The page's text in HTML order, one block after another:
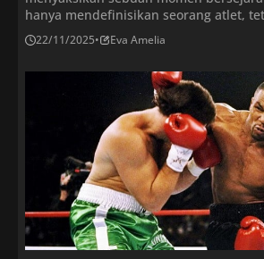
hanya mendefinisikan seorang atlet,
mengubah lanskap olahraga selamanya.
Hilton yang ikonik, seorang pemuda
dikenal sebagai “Iron Mike” Tyson,
untuk menghadapi Trevor […]
22/11/2025• Eva Amelia